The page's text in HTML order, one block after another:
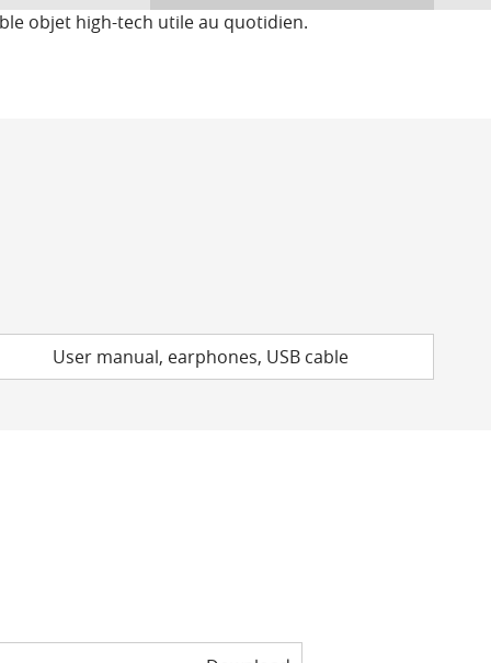
objet high-tech utile au quotidien.
User manual, earphones, USB cable